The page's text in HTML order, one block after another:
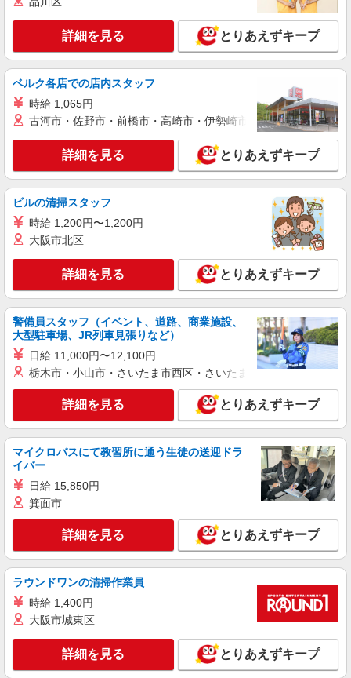
有）★ ゜・。○。・゜+゜・。○。・゜+゜
詳細を見る
紹介予定派遣
株式会社シエロ
【softbank】の携帯販売スタッフ
時給1400円〜1500円 ※給与幅は経験・スキル
による ※ソフトバンク資格手当10000〜80000円/
月 ※残業代支給 ★交通費別途支給（規定あり）
゜+゜・。○。・゜+゜・。○。・゜+゜ 入社祝い金
10万円支給(規定有) お友達を紹介頂くと, インセン
ティブ支給(規定有) ★月2回払い・週払い可能（規
程有）★ ゜・。○。・゜+゜・。○。・゜+゜
佐賀県佐賀市のsoftbankショップ
キープ 詳細を見る
派遣社員
【au】人気機種に詳しくなれる携帯販売
時給1400円〜 ※残業代支給 ★交通費別途支給
+゜ 入社祝い金10万円支給(規定有) お友達を紹介
頂くと, インセンティブ支給(規定有) ★月2回払
い・週払い可能（規程有）★ ゜・。○。・゜
+゜・。○。・゜+゜
佐賀県佐賀市のauショップ
キープ 詳細を見る
紹介予定派遣
株式会社シエロ
【au】人気機種に詳しくなれる携帯販売
大卒：月給240000円〜 短大卒：月給
230000円〜 高卒・専門卒：月給220000円〜 その
他・交通費当社規定・達成手当・役職手当・アド
バイザー手当・その他手当有・賞与年2回 ※残業
インセンティブ支給(規定有) ゜・。○。・゜
佐賀県佐賀市のauショップ
詳細を見る
紹介予定派遣
株式会社シエロ
携帯販売スタッフ【Y!mobile】
時給1400円〜1450円（経験・能力による） ※
残業代支給 ★交通費別途支給（規定あり） ゜
+゜・。○。・゜+゜・。○。・゜+゜ 入社祝い金10
有）★ ゜・。○。・゜+゜・。○。・゜+゜
紹介予定派遣
詳細を見る とりあえずキープ
ベルク各店での店内スタッフ
時給 1,065円
古河市・佐野市・前橋市・高崎市・伊勢崎市・太田市・館林市
詳細を見る とりあえずキープ
ビルの清掃スタッフ
時給 1,200円〜1,200円
大阪市北区
詳細を見る とりあえずキープ
警備員スタッフ（イベント、道路、商業施設、
大型駐車場、JR列車見張りなど）
日給 11,000円〜12,100円
栃木市・小山市・さいたま市西区・さいたま市岩槻区・久喜市・
詳細を見る とりあえずキープ
マイクロバスにて教習所に通う生徒の送迎ドラ
イバー
日給 15,850円
箕面市
詳細を見る とりあえずキープ
ラウンドワンの清掃作業員
時給 1,400円
大阪市城東区
詳細を見る とりあえずキープ